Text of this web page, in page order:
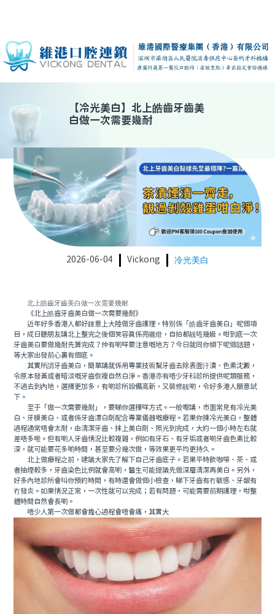
【冷光美白】 北上皓齒牙齒美
白做一次需要幾耐
2026-06-04 Vickong 冷光美白
北上皓齒牙齒美白做一次需要幾耐
《北上皓齒牙齒美白做一次需要幾耐》
近年好多香港人都好鍾意上大陸做牙齒護理，特別係「皓齒牙齒美白」呢個項
目，成日聽朋友講北上整完之後個笑容真係亮曬燈，自拍都靓咗幾級。咁到底一次
牙齒美白要做幾耐先算完成？仲有啲咩要注意嘅地方？今日就同你傾下呢個話題，
等大家出發前心裏有個底。
其實所謂牙齒美白，簡單講就係用專業技術幫牙齒去除表面汙漬、色素沈澱，
令原本發黃或者暗淡嘅牙齒恢複自然白淨。香港亦有唔少牙科診所提供呢類服務，
不過去到內地，選擇更加多，有啲診所設備高新，又裝修靓啲，令好多港人願意試
下。
至于「做一次需要幾耐」，要睇你選擇咩方式。一般嚟講，市面常見有冷光美
白、牙膜美白、或者係牙齒漂白劑配合專業儀器嘅療程。若果你揀冷光美白，整體
過程通常唔會太耐，由清潔牙齒、抹上美白劑、照光到完成，大約一個小時左右就
差唔多啦。但有啲人牙齒情況比較複雜，例如有牙石、有牙垢或者啲牙齒色素比較
深，就可能要花多啲時間，甚至要分幾次做，等效果更平均更持久。
北上做療程之前，建議大家先了解下自己牙齒底子。若果平時飲咖啡、茶、或
者抽煙較多，牙齒染色比例就會高啲，醫生可能提議先做深層清潔再美白。另外，
好多內地診所會叫你預約時間，有時還會做個小檢查，睇下牙齒有冇敏感、牙龈有
冇發炎。如果情況正常，一次性就可以完成；若有問題，可能需要前期護理，咁整
體時間自然會長啲。
唔少人第一次做都會擔心過程會唔會痛，其實大